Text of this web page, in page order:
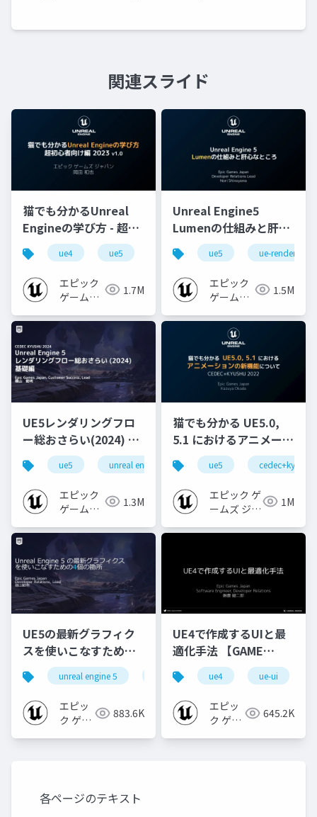
関連スライド
猫でも分かるUnreal
Engineの学び方 - 超初
心者向け編 - 2023 v1.0
ue4 ue5 ue-beginner
エピック
ゲームズ
1.7M
Unreal Engine5
Lumenの仕組みと肝心
なところ
ue5 ue-rendering
エピック
ゲームズ
1.5M
UE5レンダリングフロ
ー総おさらい(2024) 基
礎編！
[CEDEC+KYUSHU
2024]
ue5 unreal engine ue-rendering
エピック
ゲームズ
1.3M
猫でも分かる UE5.0,
5.1 におけるアニメーシ
ョンの新機能について
【CEDEC+KYUSHU
2022】
ue5 cedec+kyushu
エピック ゲ
ームズ ジャ
1M
UE5の最新グラフィク
スを使いこなすための4
個の勘所
[CEDEC+KYUSHU
2023]
unreal engine 5 cedec cedec+kyushu
エピッ
ク ゲー
883.6K
UE4で作成するUIと最
適化手法 【GAME
CREATORS
CONFERENCE '20】
ue4 ue-ui
エピッ
ク ゲー
645.2K
各ページのテキスト